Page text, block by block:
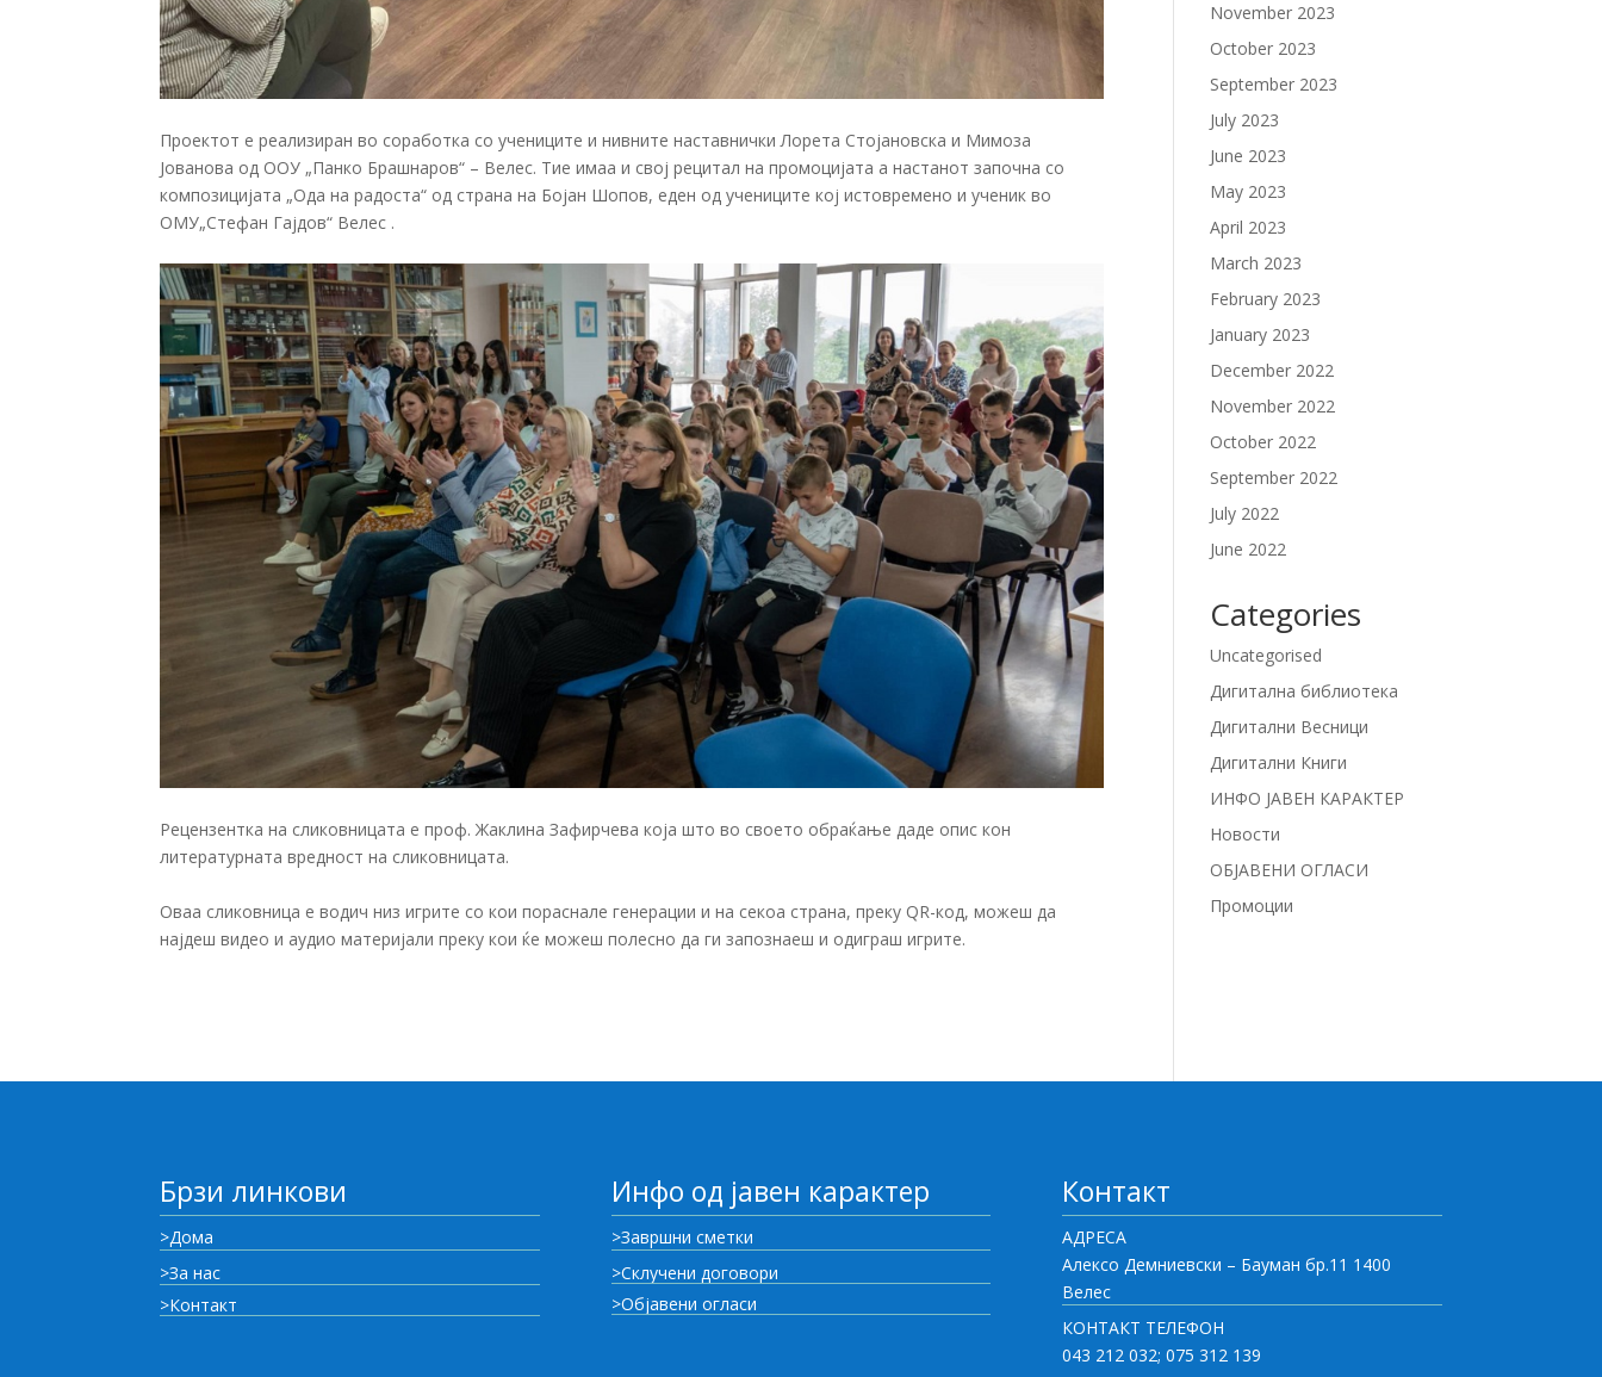
Проектот е реализиран во соработка со учениците и нивните наставнички Лорета Стојановска и Мимоза
Јованова од ООУ „Панко Брашнаров“ – Велес. Тие имаа и свој рецитал на промоцијата а настанот започна со
композицијата „Ода на радоста“ од страна на Бојан Шопов, еден од учениците кој истовремено и ученик во
ОМУ„Стефан Гајдов“ Велес .
Рецензентка на сликовницата е проф. Жаклина Зафирчева која што во своето обраќање даде опис кон
литературната вредност на сликовницата.
Оваа сликовница е водич низ игрите со кои пораснале генерации и на секоа страна, преку QR-код, можеш да
најдеш видео и аудио материјали преку кои ќе можеш полесно да ги запознаеш и одиграш игрите.
November 2023
October 2023
September 2023
July 2023
June 2023
May 2023
April 2023
March 2023
February 2023
January 2023
December 2022
November 2022
October 2022
September 2022
July 2022
June 2022
Categories
Uncategorised
Дигитална библиотека
Дигитални Весници
Дигитални Книги
ИНФО ЈАВЕН КАРАКТЕР
Новости
ОБЈАВЕНИ ОГЛАСИ
Промоции
Брзи линкови
>Дома
>За нас
>Контакт
Инфо од јавен карактер
>Завршни сметки
>Склучени договори
>Објавени огласи
Контакт
АДРЕСА
Алексо Демниевски – Бауман бр.11 1400
Велес
КОНТАКТ ТЕЛЕФОН
043 212 032; 075 312 139